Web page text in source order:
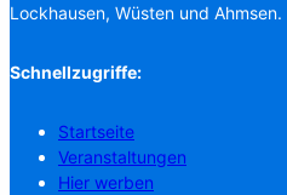
Lockhausen, Wüsten und Ahmsen.
Schnellzugriffe:
Startseite
Veranstaltungen
Hier werben